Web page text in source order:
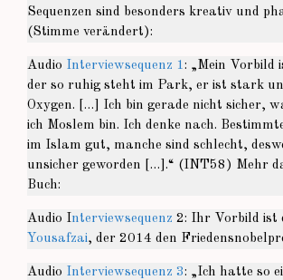
Sequenzen sind besonders kreativ und
(Stimme verändert):
Audio Interviewsequenz 1: „Mein Vorbild
der so ruhig steht im Park, er ist stark
Oxygen. […] Ich bin gerade nicht sicher,
ich Moslem bin. Ich denke nach.
im Islam gut, manche sind schlecht,
unsicher geworden […].“ (INT58) Mehr
Buch:
Audio Interviewsequenz 2: Ihr Vorbild ist
Yousafzai, der 2014 den
Audio Interviewsequenz 3: „Ich hatte so